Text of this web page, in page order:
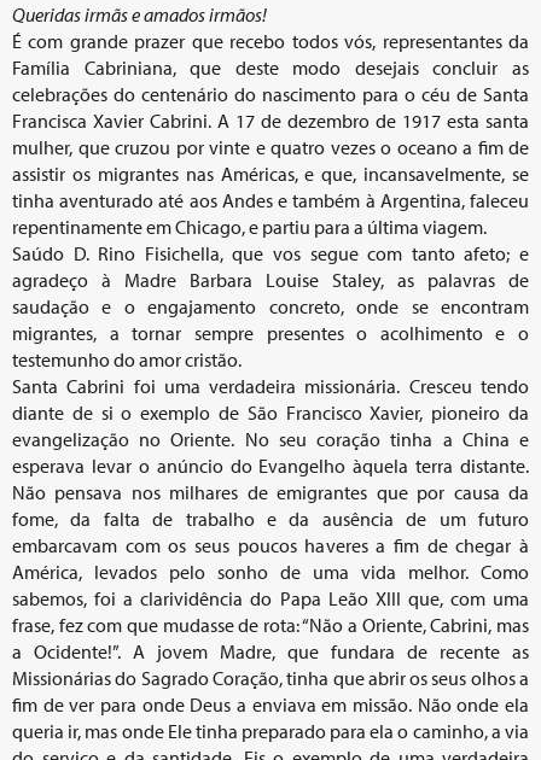
Queridas irmãs e amados irmãos!
É com grande prazer que recebo todos vós, representantes da
Família Cabriniana, que deste modo desejais concluir as
celebrações do centenário do nascimento para o céu de Santa
Francisca Xavier Cabrini. A 17 de dezembro de 1917 esta santa
mulher, que cruzou por vinte e quatro vezes o oceano a fim de
assistir os migrantes nas Américas, e que, incansavelmente, se
tinha aventurado até aos Andes e também à Argentina, faleceu
repentinamente em Chicago, e partiu para a última viagem.
Saúdo D. Rino Fisichella, que vos segue com tanto afeto; e
agradeço à Madre Barbara Louise Staley, as palavras de
saudação e o engajamento concreto, onde se encontram
migrantes, a tornar sempre presentes o acolhimento e o
testemunho do amor cristão.
Santa Cabrini foi uma verdadeira missionária. Cresceu tendo
diante de si o exemplo de São Francisco Xavier, pioneiro da
evangelização no Oriente. No seu coração tinha a China e
esperava levar o anúncio do Evangelho àquela terra distante.
Não pensava nos milhares de emigrantes que por causa da
fome, da falta de trabalho e da ausência de um futuro
embarcavam com os seus poucos haveres a fim de chegar à
América, levados pelo sonho de uma vida melhor. Como
sabemos, foi a clarividência do Papa Leão XIII que, com uma
frase, fez com que mudasse de rota: “Não a Oriente, Cabrini, mas
a Ocidente!”. A jovem Madre, que fundara de recente as
Missionárias do Sagrado Coração, tinha que abrir os seus olhos a
fim de ver para onde Deus a enviava em missão. Não onde ela
queria ir, mas onde Ele tinha preparado para ela o caminho, a via